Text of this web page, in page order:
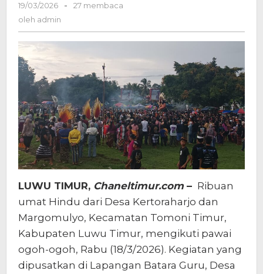
19/03/2026
oleh
-
27 membaca
oleh admin
LUWU TIMUR, Chaneltimur.com– Ribuan
umat Hindu dari Desa Kertoraharjo dan
Margomulyo, Kecamatan Tomoni Timur,
Kabupaten Luwu Timur, mengikuti pawai
ogoh-ogoh, Rabu (18/3/2026). Kegiatan yang
dipusatkan di Lapangan Batara Guru, Desa